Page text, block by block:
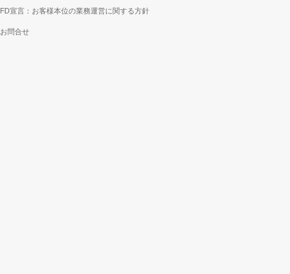
FD宣言：お客様本位の業務運営に関する方針
お問合せ